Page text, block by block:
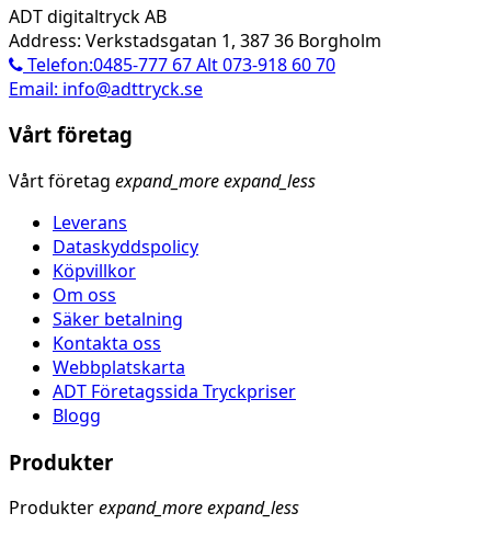
ADT digitaltryck AB
Address: Verkstadsgatan 1, 387 36 Borgholm
Telefon:0485-777 67 Alt 073-918 60 70
Email: info@adttryck.se
Vårt företag
Vårt företag expand_moreexpand_less
Leverans
Dataskyddspolicy
Köpvillkor
Om oss
Säker betalning
Kontakta oss
Webbplatskarta
ADT Företagssida Tryckpriser
Blogg
Produkter
Produkterexpand_moreexpand_less